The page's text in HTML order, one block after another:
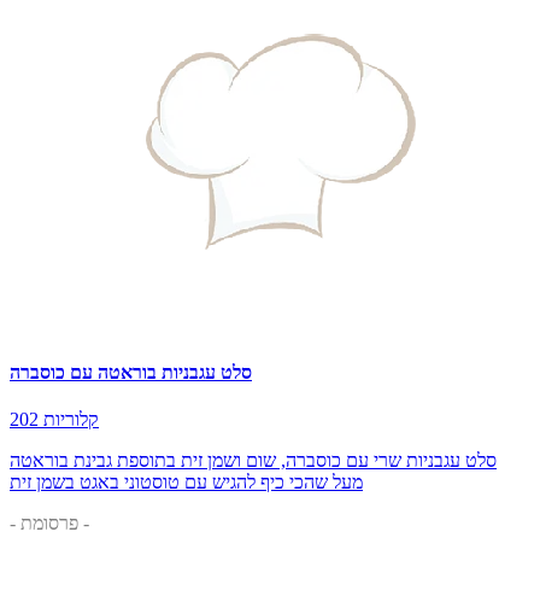
סלט עגבניות בוראטה עם כוסברה
202 קלוריות
סלט עגבניות שרי עם כוסברה, שום ושמן זית בתוספת גבינת בוראטה
מעל שהכי כיף להגיש עם טוסטוני באגט בשמן זית
- פרסומת -